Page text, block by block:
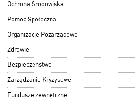
Ochrona Środowiska
Pomoc Społeczna
Organizacje Pozarządowe
Zdrowie
Bezpieczeństwo
Zarządzanie Kryzysowe
Fundusze zewnętrzne